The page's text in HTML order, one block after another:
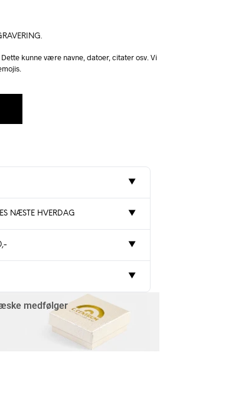
kunne være navne, datoer, citater osv. Vi
▼
NÆSTE HVERDAG ▼
▼
▼
medfølger